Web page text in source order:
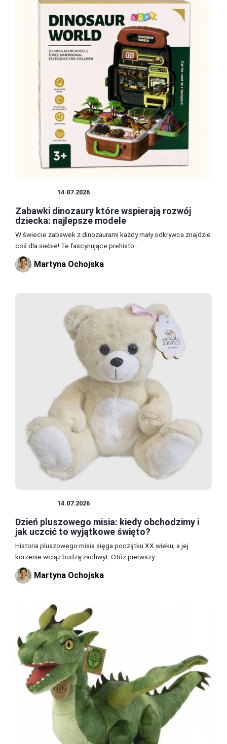
14.07.2026
Zabawki dinozaury które wspierają rozwój
dziecka: najlepsze modele
W świecie zabawek z dinozaurami każdy mały odkrywca znajdzie
coś dla siebie! Te fascynujące prehisto...
Martyna Ochojska
14.07.2026
Dzień pluszowego misia: kiedy obchodzimy i
jak uczcić to wyjątkowe święto?
Historia pluszowego misia sięga początku XX wieku, a jej
korzenie wciąż budzą zachwyt. Otóż pierwszy...
Martyna Ochojska